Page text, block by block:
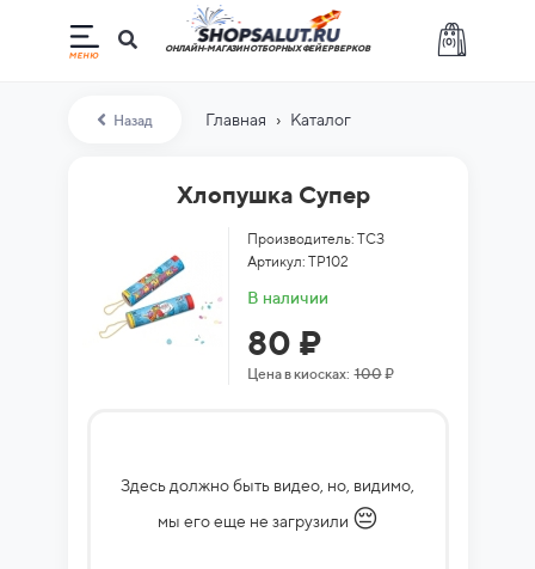
(0)
ОНЛАЙН-МАГАЗИН ОТБОРНЫХ ФЕЙЕРВЕРКОВ
Назад Главная › Каталог
Хлопушка Супер
Производитель: ТСЗ
Артикул: ТР102
В наличии
80 ₽
Цена в киосках:100₽
Здесь должно быть видео, но, видимо,
мы его еще не загрузили 😔